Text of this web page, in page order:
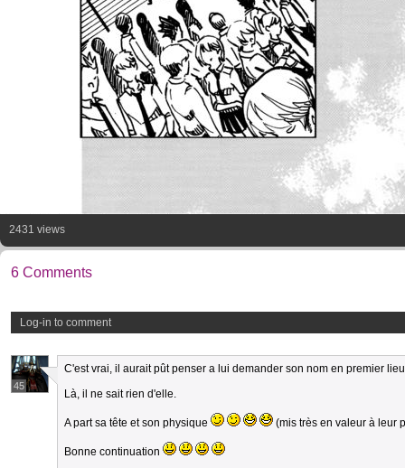
2431 views
6 Comments
Log-in to comment
45
C'est vrai, il aurait pût penser a lui demander son nom en premier
Là, il ne sait rien d'elle.
A part sa tête et son physique (mis très en valeur à leur
Bonne continuation